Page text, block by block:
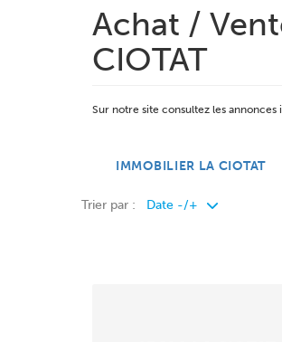
Achat /
CIOTAT
Sur notre site consultez les annonces
IMMOBILIER LA CIOTAT
Trier par :